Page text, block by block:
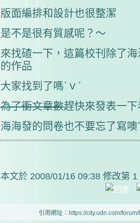
版面編排和設計也很整潔
是不是很有質感呢？～
來找碴一下，這篇校刊除了
的作品
大家找到了嗎ˋｖˊ
為了衝文章數趕快來發表一
海海發的問卷也不要忘了寫噢
本文於 2008/01/16 09:38 修改第 1
引用網址：https://city.udn.com/